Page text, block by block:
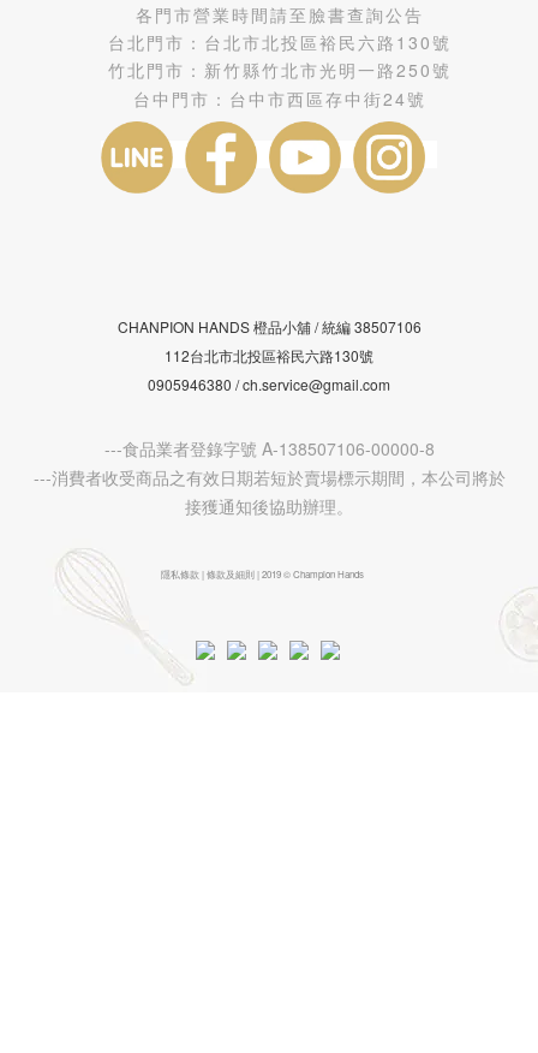
各門市營業時間請至臉書查詢公告
台北門市： 台北市北投區裕民六路130號
竹北門市： 新竹縣竹北市光明一路250號
台中門市： 台中市西區存中街24號
CHANPION HANDS 橙品小舖 /統編38507106
112台北市北投區裕民六路130號
0905946380 / ch.service@gmail.com
---食品業者登錄字號 A-138507106-00000-8
---消費者收受商品之有效日期若短於賣場標示期間，本公司將於
接獲通知後協助辦理。
隱私條款 | 條款及細則 | 2019 © Champion Hands